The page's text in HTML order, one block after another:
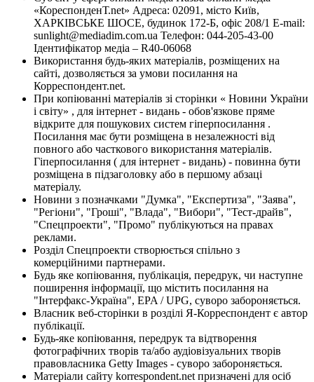
«КореспонденТ.net» Адреса: 02091, місто Київ,
ХАРКІВСЬКЕ ШОСЕ, будинок 172-Б, офіс 208/1 E-mail:
sunlight@mediadim.com.ua Телефон: 044-205-43-00
Ідентифікатор медіа – R40-06068
Використання будь-яких матеріалів, розміщених на
сайті, дозволяється за умови посилання на
Корреспондент.net.
При копіюванні матеріалів зі сторінки « Новини України
і світу» , для інтернет - видань - обов'язкове пряме
відкрите для пошукових систем гіперпосилання .
Посилання має бути розміщена в незалежності від
повного або часткового використання матеріалів.
Гіперпосилання ( для інтернет - видань) - повинна бути
розміщена в підзаголовку або в першому абзаці
матеріалу.
Новини з позначками "Думка", "Експертиза", "Заява",
"Регіони", "Гроші", "Влада", "Вибори", "Тест-драйв",
"Спецпроекти", "Промо" публікуються на правах
реклами.
Розділ Спецпроекти створюється спільно з
комерційними партнерами.
Будь яке копіювання, публікація, передрук, чи наступне
поширення інформації, що містить посилання на
"Інтерфакс-Україна", EPA / UPG, суворо забороняється.
Власник веб-сторінки в розділі Я-Корреспондент є автор
публікації.
Будь-яке копіювання, передрук та відтворення
фотографічних творів та/або аудіовізуальних творів
правовласника Getty Images - суворо забороняється.
Матеріали сайту korrespondent.net призначені для осіб